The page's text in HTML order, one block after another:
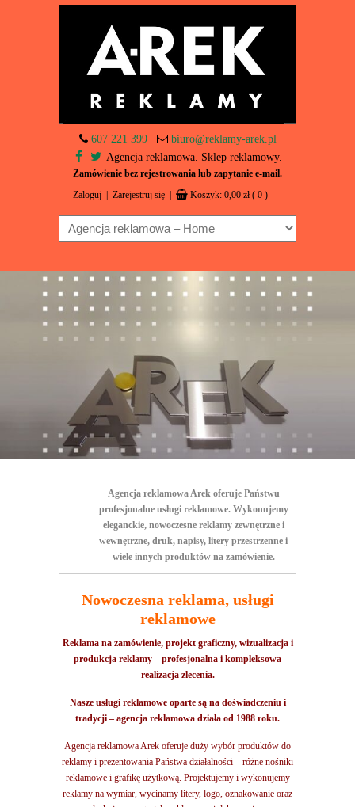
607 221 399
biuro@reklamy-arek.pl
Agencja reklamowa. Sklep reklamowy.
Zamówienie bez rejestrowania lub zapytanie e-mail.
Zaloguj Zarejestruj się Koszyk: 0,00 zł ( 0 )
Navigation
Agencja reklamowa Arek oferuje Państwu
profesjonalne usługi reklamowe. Wykonujemy
eleganckie, nowoczesne reklamy zewnętrzne i
wewnętrzne, druk, napisy, litery przestrzenne i
wiele innych produktów na zamówienie.
Nowoczesna reklama, usługi
reklamowe
Reklama na zamówienie, projekt graficzny, wizualizacja i
produkcja reklamy – profesjonalna i kompleksowa
realizacja zlecenia.
Nasze usługi reklamowe oparte są na doświadczeniu i
tradycji – agencja reklamowa działa od 1988 roku.
Agencja reklamowa Arek oferuje duży wybór produktów do
reklamy i prezentowania Państwa działalności – różne nośniki
reklamowe i grafikę użytkową. Projektujemy i wykonujemy
reklamy na wymiar, wycinamy litery, logo, oznakowanie oraz